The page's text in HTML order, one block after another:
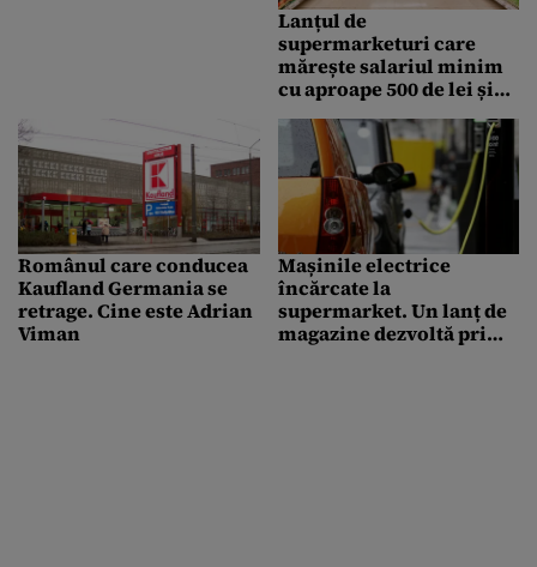
Lanțul de
supermarketuri care
mărește salariul minim
cu aproape 500 de lei și
concediu
Românul care conducea
Kaufland Germania se
retrage. Cine este Adrian
Viman
Mașinile electrice
încărcate la
supermarket. Un lanț de
magazine dezvoltă prima